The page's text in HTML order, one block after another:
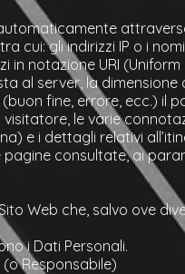
cui: gli indirizzi IP o i
in notazione URI
al server, la
fine, errore, ecc.) il
le varie
e i dettagli relativi
consultate, ai
Web che, salvo ove
i Dati Personali.
Responsabile)